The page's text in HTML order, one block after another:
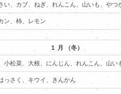
い、カブ、ねぎ、れんこん、山いも、やつ
ン、柿、レモン
１ 月 （冬）
小松菜、大根、にんじん、れんこん、山い
っさく、キウイ、きんかん